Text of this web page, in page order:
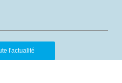
l'actualité